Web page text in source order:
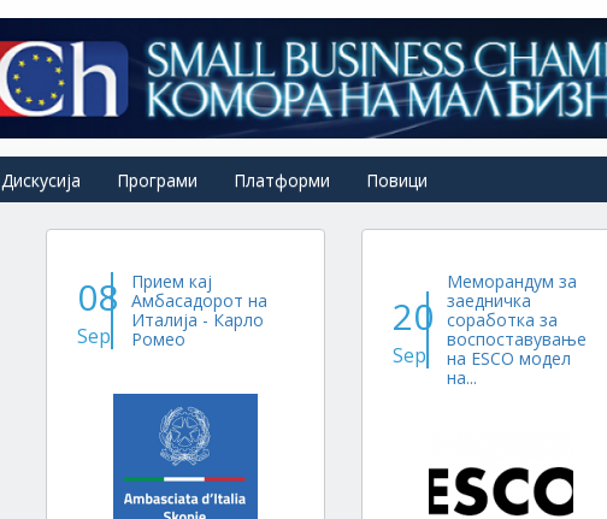
Дискусија Програми Платформи Повици
08
Sep
Прием кај
Амбасадорот на
Италија - Карло
Ромео
20
Sep
Меморандум за
заедничка
соработка за
воспоставување
на ESCO модел
на...